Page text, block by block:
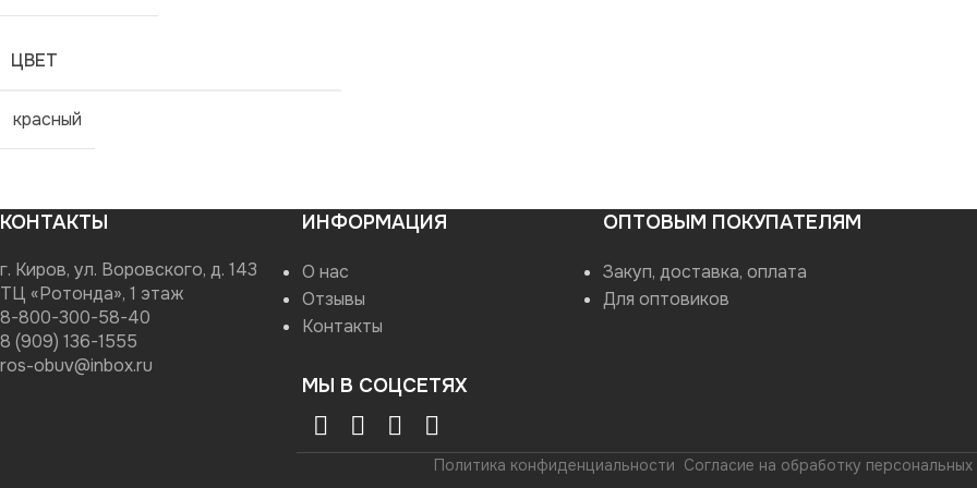
ЦВЕТ
красный
КОНТАКТЫ
г. Киров, ул. Воровского, д. 143
ТЦ «Ротонда», 1 этаж
8-800-300-58-40
8 (909) 136-1555
ros-obuv@inbox.ru
ИНФОРМАЦИЯ
О нас
Отзывы
Контакты
МЫ В СОЦСЕТЯХ
ОПТОВЫМ ПОКУПАТЕЛЯМ
Закуп, доставка, оплата
Для оптовиков
Политика конфиденциальности Согласие на обработку